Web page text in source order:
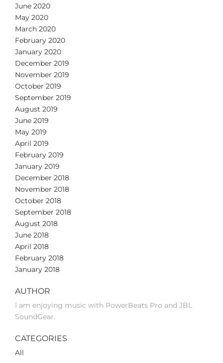
June 2020
May 2020
March 2020
February 2020
January 2020
December 2019
November 2019
October 2019
September 2019
August 2019
June 2019
May 2019
April 2019
February 2019
January 2019
December 2018
November 2018
October 2018
September 2018
August 2018
June 2018
April 2018
February 2018
January 2018
AUTHOR
I am enjoying music with PowerBeats Pro and JBL
SoundGear.
CATEGORIES
All